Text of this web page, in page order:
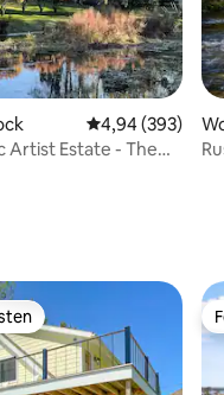
uit 5, 136 recensies
Gemiddelde
4,94 (393)
Artist Estate - The